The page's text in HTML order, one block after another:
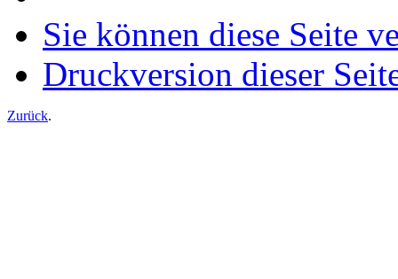
Sie können diese Seite
Druckversion dieser
Zurück.